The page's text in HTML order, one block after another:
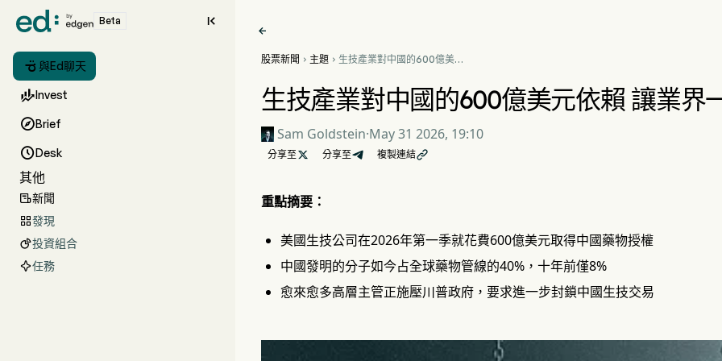
Beta 
 與Ed聊天
Invest
Brief
Desk
其他
新聞
發現
投資組合
任務

股票新聞  主題  生技產業對中國的600億美元
生技產業對中國的600億美元依賴 讓業界
Sam Goldstein·May 31 2026, 19:10
分享至  分享至 複製連結
重點摘要：
美國生技公司在2026年第一季就花費600億美元取得中國藥物授權
中國發明的分子如今占全球藥物管線的40%，十年前僅8%
愈來愈多高層主管正施壓川普政府，要求進一步封鎖中國生技交易